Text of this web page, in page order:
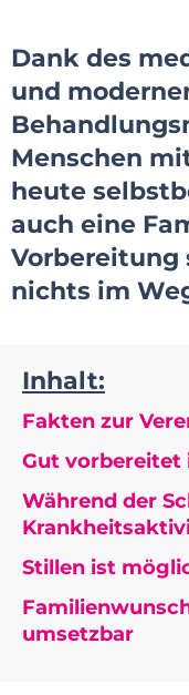
Dank des
und
Menschen
heute
auch eine
Vorbereitung
nichts im
Inhalt:
Fakten zur
Gut vorbereitet
Während der
Stillen ist
umsetzbar